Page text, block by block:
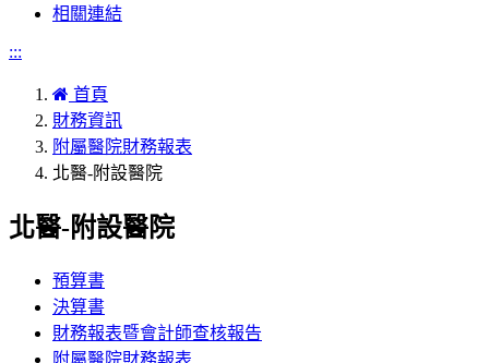
相關連結
:::
首頁
財務資訊
附屬醫院財務報表
北醫-附設醫院
北醫-附設醫院
預算書
決算書
財務報表暨會計師查核報告
附屬醫院財務報表